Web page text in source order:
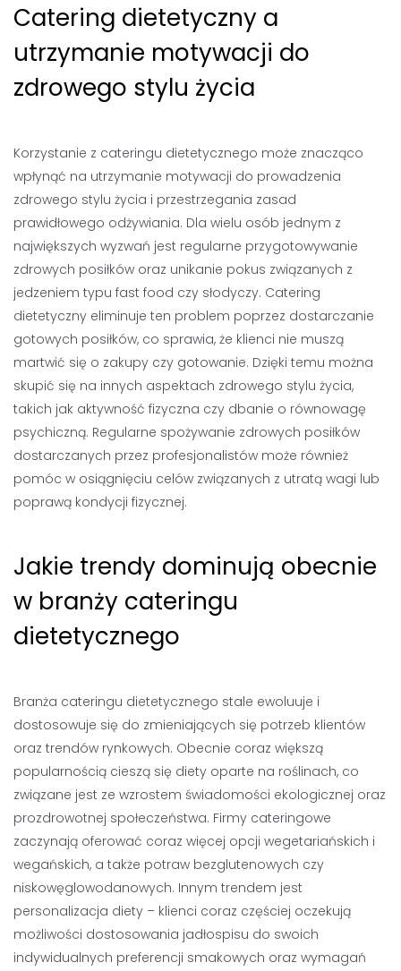
Catering dietetyczny a
utrzymanie motywacji do
zdrowego stylu życia
Korzystanie z cateringu dietetycznego może znacząco
wpłynąć na utrzymanie motywacji do prowadzenia
zdrowego stylu życia i przestrzegania zasad
prawidłowego odżywiania. Dla wielu osób jednym z
największych wyzwań jest regularne przygotowywanie
zdrowych posiłków oraz unikanie pokus związanych z
jedzeniem typu fast food czy słodyczy. Catering
dietetyczny eliminuje ten problem poprzez dostarczanie
gotowych posiłków, co sprawia, że klienci nie muszą
martwić się o zakupy czy gotowanie. Dzięki temu można
skupić się na innych aspektach zdrowego stylu życia,
takich jak aktywność fizyczna czy dbanie o równowagę
psychiczną. Regularne spożywanie zdrowych posiłków
dostarczanych przez profesjonalistów może również
pomóc w osiągnięciu celów związanych z utratą wagi lub
poprawą kondycji fizycznej.
Jakie trendy dominują obecnie
w branży cateringu
dietetycznego
Branża cateringu dietetycznego stale ewoluuje i
dostosowuje się do zmieniających się potrzeb klientów
oraz trendów rynkowych. Obecnie coraz większą
popularnością cieszą się diety oparte na roślinach, co
związane jest ze wzrostem świadomości ekologicznej oraz
prozdrowotnej społeczeństwa. Firmy cateringowe
zaczynają oferować coraz więcej opcji wegetariańskich i
wegańskich, a także potraw bezglutenowych czy
niskowęglowodanowych. Innym trendem jest
personalizacja diety – klienci coraz częściej oczekują
możliwości dostosowania jadłospisu do swoich
indywidualnych preferencji smakowych oraz wymagań